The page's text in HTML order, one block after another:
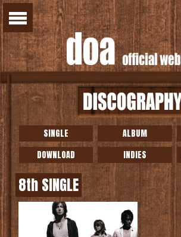
SINGLE ALBUM
DOWNLOAD
INDIES
8th SINGLE